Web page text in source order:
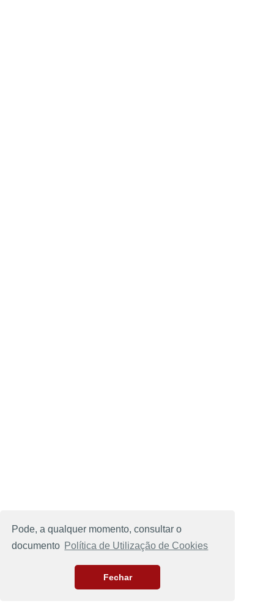
Pode, a qualquer momento, consultar o
documento Política de Utilização de Cookies
Fechar